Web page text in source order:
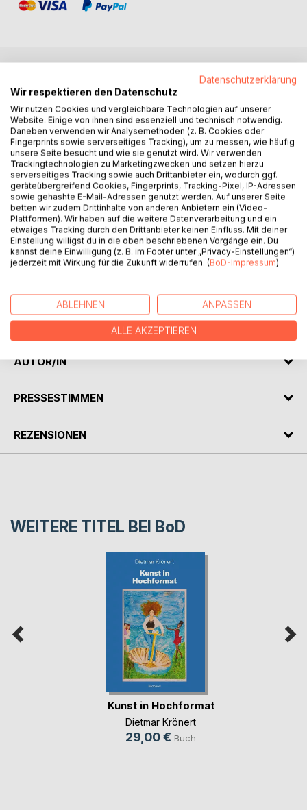
Ein alter Film aus den Siebzigerjahren bringt den vor
Kurzem in den Ruhestand versetzten Kriminalkommissar
Samuel Brettschneider auf einen lange zurückliegenden
und nie aufgeklärten Fall. Elisabeth Behringer, eine der
Darstellerinnen des Films, verschwand nach Abschluss der
Dreharbeiten spurlos. Die schöne Dreiundzwanzigjährige
sei von Menschenhändlern entführt worden, hieß es
damals unter anderem. Die wilden Spekulationen der
Presse rührten nicht zuletzt von den Sexfilmrollen der
Schauspielerin her, die auch als Model arbeitete. Bei seinen
eher aus Langeweile aufgenommenen Nachforschungen
Gegenwart reichenden Serie von rituellen, auf Snuff
Movies festgehaltenen Frauenmorden, die selbst den
erfahrenen Polizisten zutiefst erschüttern.
AUTOR/IN
PRESSESTIMMEN
REZENSIONEN
WEITERE TITEL BEI BoD
Kunst in Hochformat
Dietmar Krönert
29,00 € Buch
Datenschutzerklärung
Wir respektieren den Datenschutz
Wir nutzen Cookies und vergleichbare Technologien auf unserer
Website. Einige von ihnen sind essenziell und technisch notwendig.
Daneben verwenden wir Analysemethoden (z. B. Cookies oder
Fingerprints sowie serverseitiges Tracking), um zu messen, wie häufig
unsere Seite besucht und wie sie genutzt wird. Wir verwenden
Trackingtechnologien zu Marketingzwecken und setzen hierzu
serverseitiges Tracking sowie auch Drittanbieter ein, wodurch ggf.
geräteübergreifend Cookies, Fingerprints, Tracking-Pixel, IP-Adressen
sowie gehashte E-Mail-Adressen genutzt werden. Auf unserer Seite
betten wir zudem Drittinhalte von anderen Anbietern ein (Video-
Plattformen). Wir haben auf die weitere Datenverarbeitung und ein
etwaiges Tracking durch den Drittanbieter keinen Einfluss. Mit deiner
Einstellung willigst du in die oben beschriebenen Vorgänge ein. Du
kannst deine Einwilligung (z. B. im Footer unter „Privacy-Einstellungen“)
jederzeit mit Wirkung für die Zukunft widerrufen. (BoD-Impressum)
ABLEHNEN ANPASSEN
ALLE AKZEPTIEREN